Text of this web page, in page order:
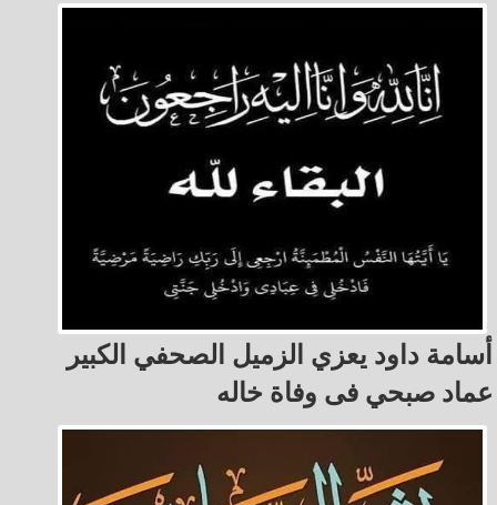
أسامة داود يعزي الزميل الصحفي الكبير
عماد صبحي فى وفاة خاله